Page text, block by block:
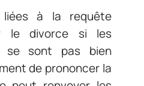
liées à la requête
le divorce si les
se sont pas bien
de prononcer la